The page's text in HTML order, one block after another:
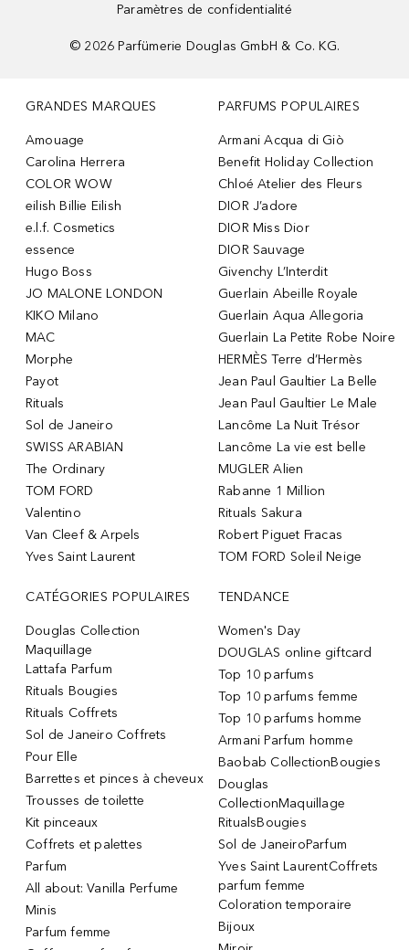
Paramètres de confidentialité
© 2026 Parfümerie Douglas GmbH & Co. KG.
GRANDES MARQUES
Amouage
Carolina Herrera
COLOR WOW
eilish Billie Eilish
e.l.f. Cosmetics
essence
Hugo Boss
JO MALONE LONDON
KIKO Milano
MAC
Morphe
Payot
Rituals
Sol de Janeiro
SWISS ARABIAN
The Ordinary
TOM FORD
Valentino
Van Cleef & Arpels
Yves Saint Laurent
PARFUMS POPULAIRES
Armani Acqua di Giò
Benefit Holiday Collection
Chloé Atelier des Fleurs
DIOR J’adore
DIOR Miss Dior
DIOR Sauvage
Givenchy L’Interdit
Guerlain Abeille Royale
Guerlain Aqua Allegoria
Guerlain La Petite Robe Noire
HERMÈS Terre d’Hermès
Jean Paul Gaultier La Belle
Jean Paul Gaultier Le Male
Lancôme La Nuit Trésor
Lancôme La vie est belle
MUGLER Alien
Rabanne 1 Million
Rituals Sakura
Robert Piguet Fracas
TOM FORD Soleil Neige
CATÉGORIES POPULAIRES
Douglas Collection
Maquillage
Lattafa Parfum
Rituals Bougies
Rituals Coffrets
Sol de Janeiro Coffrets
Pour Elle
Barrettes et pinces à cheveux
Trousses de toilette
Kit pinceaux
Coffrets et palettes
Parfum
All about: Vanilla Perfume
Minis
Parfum femme
TENDANCE
Women's Day
DOUGLAS online giftcard
Top 10 parfums
Top 10 parfums femme
Top 10 parfums homme
Armani Parfum homme
Baobab CollectionBougies
Douglas
CollectionMaquillage
RitualsBougies
Sol de JaneiroParfum
Yves Saint LaurentCoffrets
parfum femme
Coloration temporaire
Bijoux